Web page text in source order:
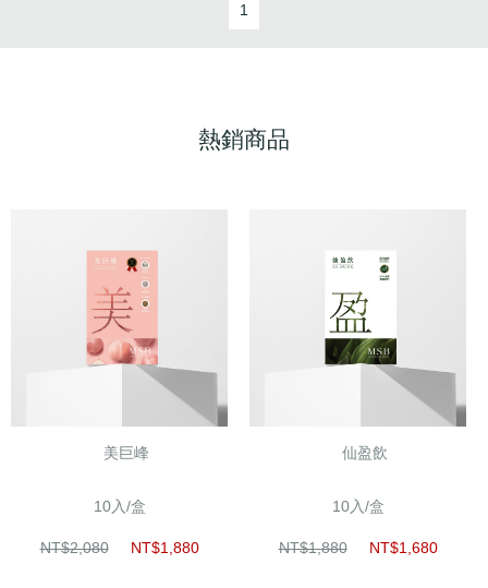
1
熱銷商品
美巨峰
10入/盒
NT$2,080 NT$1,880
仙盈飲
10入/盒
NT$1,880 NT$1,680